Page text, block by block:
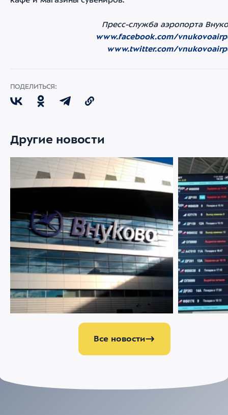
Пресс-служба аэропорта
www.facebook.com/
www.twitter.com/
ПОДЕЛИТЬСЯ:
Другие новости
07 АВГУСТА 2026 2896
Ограничение движения в районе
Международного аэропорта Внуково
22 ИЮЛЯ 2026
Меняемся
Все новости